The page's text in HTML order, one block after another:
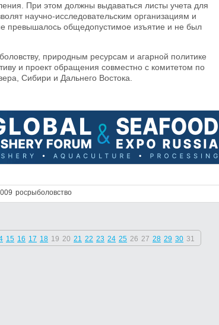
При этом должны выдаваться листы учета для
научно-исследовательским организациям и
превышалось общедопустимое изъятие и не был
природным ресурсам и агарной политике
и проект обращения совместно с комитетом по
Сибири и Дальнего Востока.
росрыболовство
15 16 17 18 19 20 21 22 23 24 25 26 27 28 29 30 31